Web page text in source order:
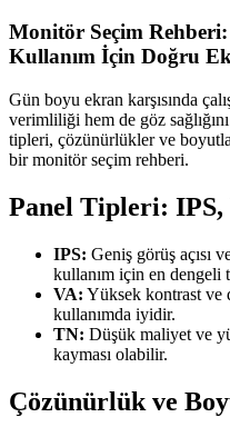
Monitör Seçim
Kullanım İçin Doğru
Gün boyu ekran karşısında
verimliliği hem de göz
tipleri, çözünürlükler ve
bir monitör seçim rehberi.
Panel Tipleri: IPS,
IPS: Geniş görüş açısı
kullanım için en dengeli
VA: Yüksek kontrast ve
kullanımda iyidir.
TN: Düşük maliyet ve
kayması olabilir.
Çözünürlük ve